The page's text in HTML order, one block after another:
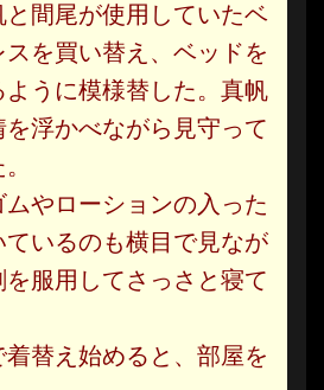
間尾が使用していたベ
スを買い替え、ベッドを
うに模様替した。真帆
浮かべながら見守って
やローションの入った
いるのも横目で見なが
を服用してさっさと寝て
替え始めると、部屋を